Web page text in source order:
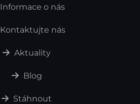
Informace o nás
Kontaktujte nás
Aktuality
Blog
Stáhnout